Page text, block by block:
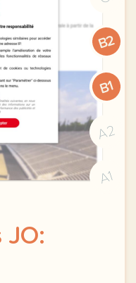
B2
B1
A2
A1
JO: